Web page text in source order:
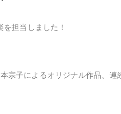
担当しました！
宗子によるオリジナル作品。連